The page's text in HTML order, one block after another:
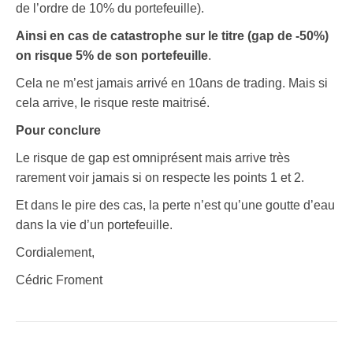
de l’ordre de 10% du portefeuille).
Ainsi en cas de catastrophe sur le titre (gap de -50%)
on risque 5% de son portefeuille.
Cela ne m’est jamais arrivé en 10ans de trading. Mais si
cela arrive, le risque reste maitrisé.
Pour conclure
Le risque de gap est omniprésent mais arrive très
rarement voir jamais si on respecte les points 1 et 2.
Et dans le pire des cas, la perte n’est qu’une goutte d’eau
dans la vie d’un portefeuille.
Cordialement,
Cédric Froment